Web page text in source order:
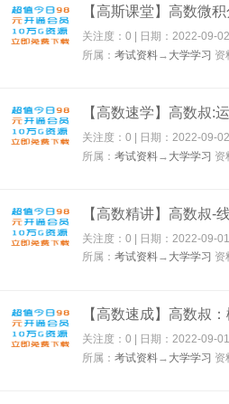
关注度：0 | 日期：2022-09-02
所属：考试资料→ 大学学习 资
关注度：0 | 日期：2022-09-02
所属：考试资料→ 大学学习 资
关注度：0 | 日期： 2022-09-01
所属：考试资料→ 大学学习 资
关注度：0 | 日期：2022-09-01
所属：考试资料→ 大学学习 资